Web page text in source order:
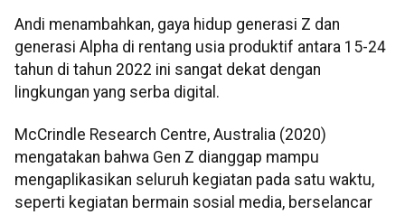
Andi menambahkan, gaya hidup generasi Z dan
generasi Alpha di rentang usia produktif antara 15-24
tahun di tahun 2022 ini sangat dekat dengan
lingkungan yang serba digital.
McCrindle Research Centre, Australia (2020)
mengatakan bahwa Gen Z dianggap mampu
mengaplikasikan seluruh kegiatan pada satu waktu,
seperti kegiatan bermain sosial media, berselancar